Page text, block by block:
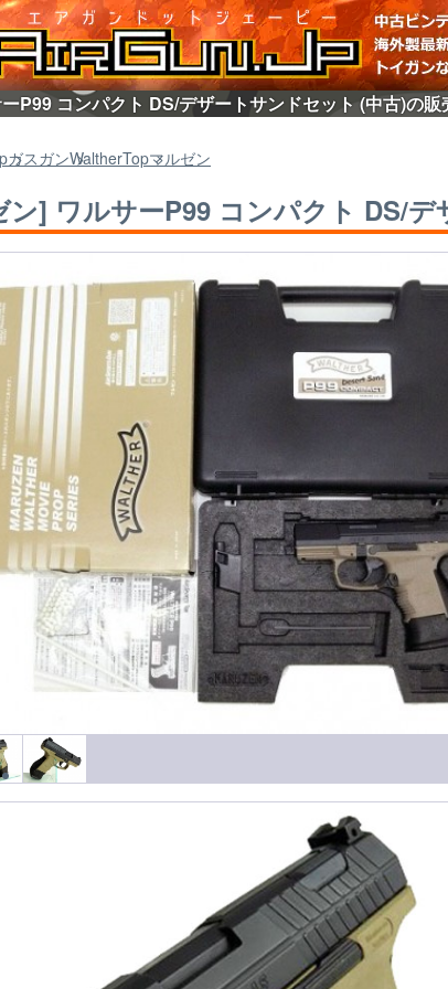
P99 コンパクト DS/デザートサンドセット (中古)の
ガスガンWaltherTopマルゼン
ン] ワルサーP99 コンパクト DS/